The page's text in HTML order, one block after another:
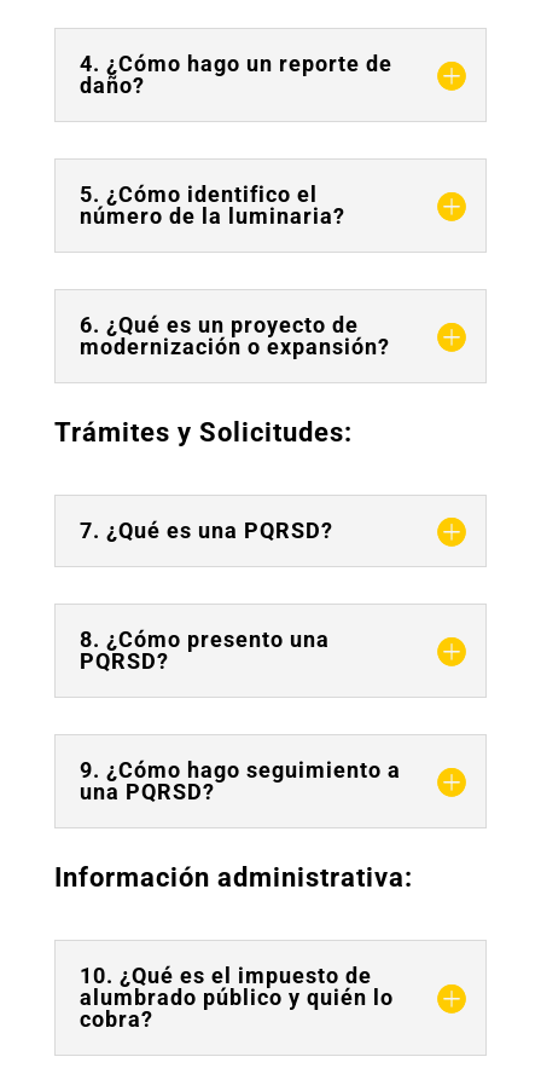
4. ¿Cómo hago un reporte de
daño?
5. ¿Cómo identifico el
número de la luminaria?
6. ¿Qué es un proyecto de
modernización o expansión?
Trámites y Solicitudes:
7. ¿Qué es una PQRSD?
8. ¿Cómo presento una
PQRSD?
9. ¿Cómo hago seguimiento a
una PQRSD?
Información administrativa:
10. ¿Qué es el impuesto de
alumbrado público y quién lo
cobra?